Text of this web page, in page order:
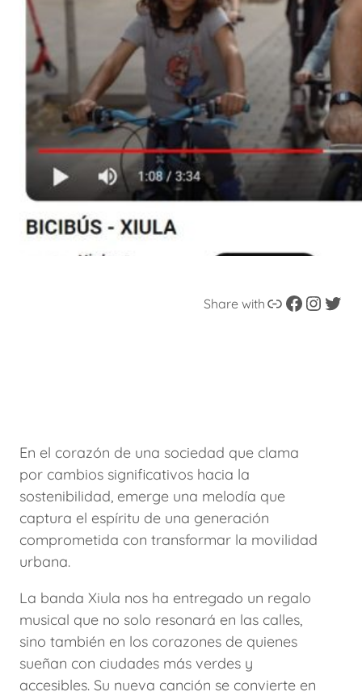
Share with Enlace Facebook Instagram Twitter
En el corazón de una sociedad que clama
por cambios significativos hacia la
sostenibilidad, emerge una melodía que
captura el espíritu de una generación
comprometida con transformar la movilidad
urbana.
La banda Xiula nos ha entregado un regalo
musical que no solo resonará en las calles,
sino también en los corazones de quienes
sueñan con ciudades más verdes y
accesibles. Su nueva canción se convierte en